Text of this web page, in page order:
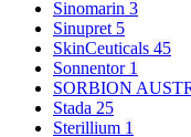
Sinomarin 3
Sinupret 5
SkinCeuticals 45
Sonnentor 1
SORBION
Stada 25
Sterillium 1